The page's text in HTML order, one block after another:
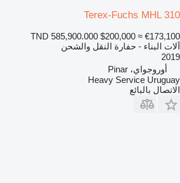
Terex-Fuchs MHL 310
TND 585,900.000 $200,000 ≈ €173,100
آلات البناء - حفارة النقل والشحن
2019
أوروجواي، Pinar
Heavy Service Uruguay
الاتصال بالبائع